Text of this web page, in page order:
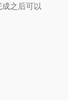
之后可以